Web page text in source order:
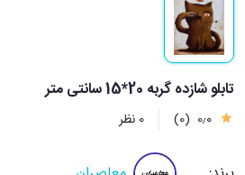
تابلو شازده گربه 20*15 سانتی متر
0٫0 (0) 0 نظر